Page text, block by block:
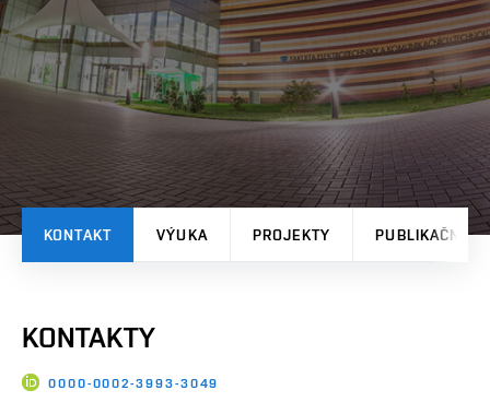
KONTAKT VÝUKA PROJEKTY PUBLIKAČNÍ
KONTAKTY
0000-0002-3993-3049